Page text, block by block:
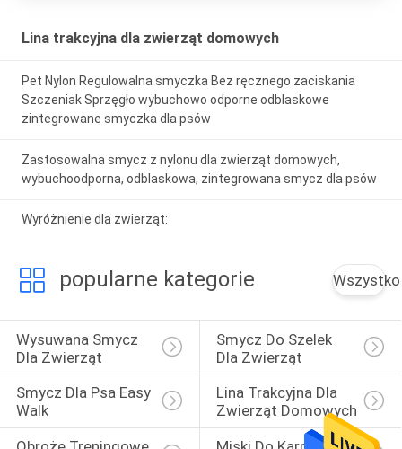
Lina trakcyjna dla zwierząt domowych
Pet Nylon Regulowalna smyczka Bez ręcznego zaciskania
Szczeniak Sprzęgło wybuchowo odporne odblaskowe
zintegrowane smyczka dla psów
Zastosowalna smycz z nylonu dla zwierząt domowych,
wybuchoodporna, odblaskowa, zintegrowana smycz dla psów
Wyróżnienie dla zwierząt:
popularne kategorie Wszystko
Wysuwana Smycz
Dla Zwierząt
Smycz Do Szelek
Dla Zwierząt
Smycz Dla Psa Easy
Walk
Lina Trakcyjna Dla
Zwierząt Domowych